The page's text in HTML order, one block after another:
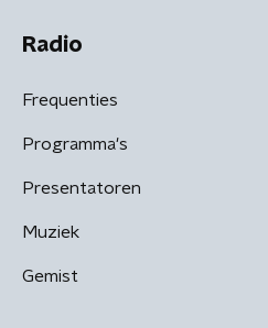
Radio
Frequenties
Programma's
Presentatoren
Muziek
Gemist